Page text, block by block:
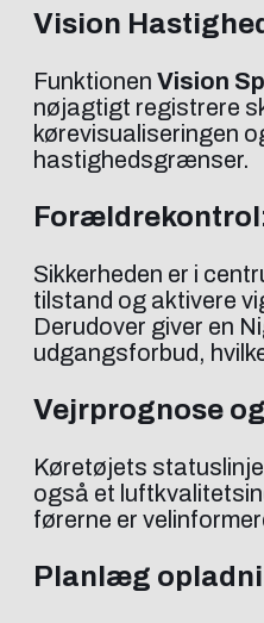
Vision
Funktionen Vision
nøjagtigt registrere
kørevisualiseringen
hastighedsgrænser.
Sikkerheden er i
tilstand og aktivere
Derudover giver en
udgangsforbud,
Vejrprognose
Køretøjets
også et
førerne er
Planlæg